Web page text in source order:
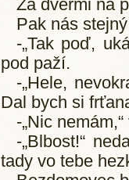
Za dveřmi na
Pak nás
-„Tak poď,
pod paží.
-„Hele,
Dal bych si
-„Nic
-„Blbost!“
tady vo tebe